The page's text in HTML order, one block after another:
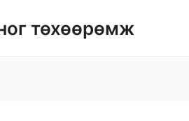
төхөөрөмж